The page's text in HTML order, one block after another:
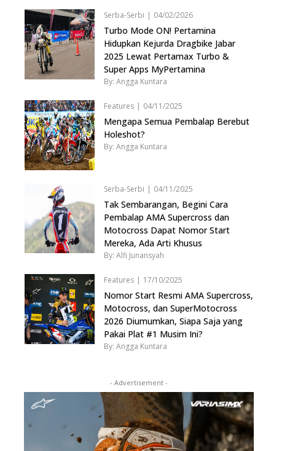
Serba-Serbi | 04/02/2026
Turbo Mode ON! Pertamina
Hidupkan Kejurda Dragbike Jabar
2025 Lewat Pertamax Turbo &
Super Apps MyPertamina
By: Angga Kuntara
Features | 04/11/2025
Mengapa Semua Pembalap Berebut
Holeshot?
By: Angga Kuntara
Serba-Serbi | 04/11/2025
Tak Sembarangan, Begini Cara
Pembalap AMA Supercross dan
Motocross Dapat Nomor Start
Mereka, Ada Arti Khusus
By: Alfi Junansyah
Features | 17/10/2025
Nomor Start Resmi AMA Supercross,
Motocross, dan SuperMotocross
2026 Diumumkan, Siapa Saja yang
Pakai Plat #1 Musim Ini?
By: Angga Kuntara
- Advertisement -